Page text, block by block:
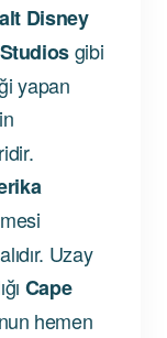
Disney
gibi
yapan
Uzay
Cape
hemen